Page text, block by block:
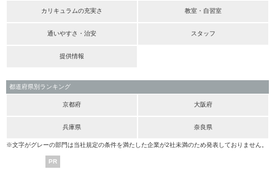
カリキュラムの充実さ 教室・自習室
通いやすさ・治安 スタッフ
提供情報
都道府県別ランキング
京都府 大阪府
兵庫県 奈良県
※文字がグレーの部門は当社規定の条件を満たした企業が2社未満のため発表しておりません。
PR